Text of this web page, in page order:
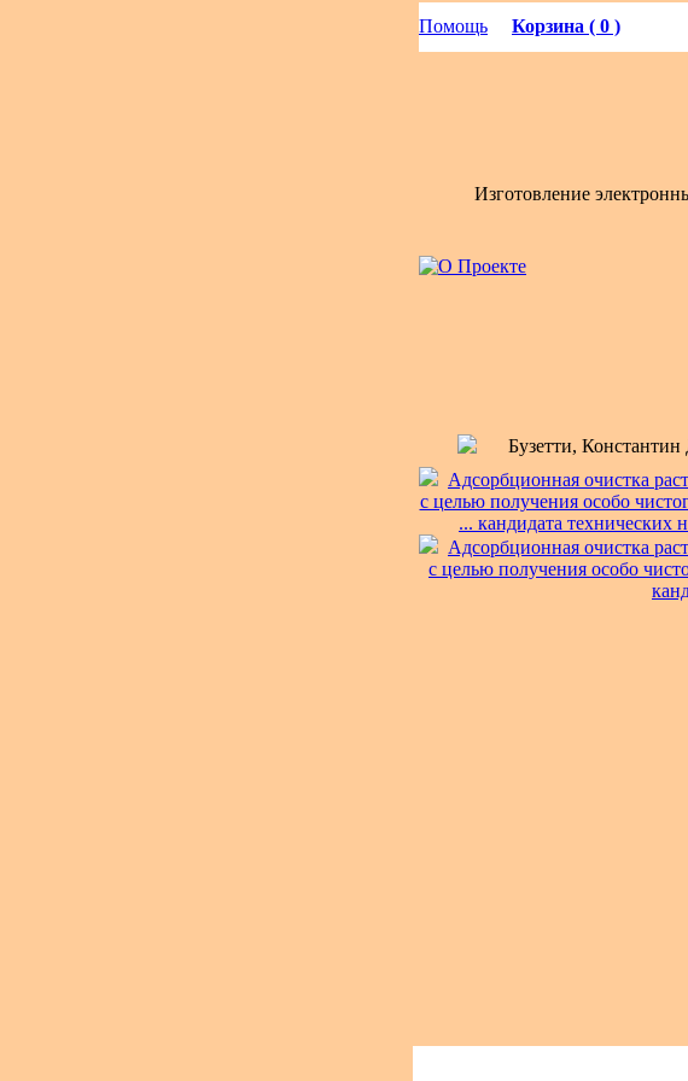
Помощь Корзина ( 0 )
Изготовление
Бузетти, Константин
Адсорбционная очистка
с целью получения особо
... кандидата
Адсорбционная очистка
с целью получения особо